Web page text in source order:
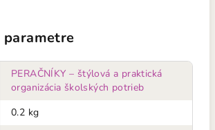
parametre
PERAČNÍKY – štýlová a praktická
organizácia školských potrieb
0.2 kg